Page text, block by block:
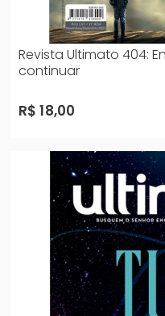
Revista Ultimato 404:
continuar
R$ 18,00